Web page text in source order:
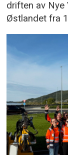
driften av Nye
Østlandet fra